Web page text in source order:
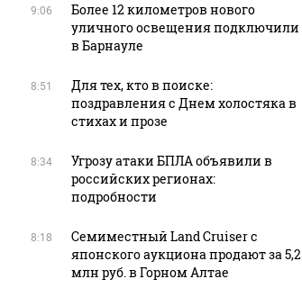
9:06
Более 12 километров нового
уличного освещения подключили
в Барнауле
8:51
Для тех, кто в поиске:
поздравления с Днем холостяка в
стихах и прозе
8:34
Угрозу атаки БПЛА объявили в
российских регионах:
подробности
8:18
Семиместный Land Cruiser с
японского аукциона продают за 5,2
млн руб. в Горном Алтае